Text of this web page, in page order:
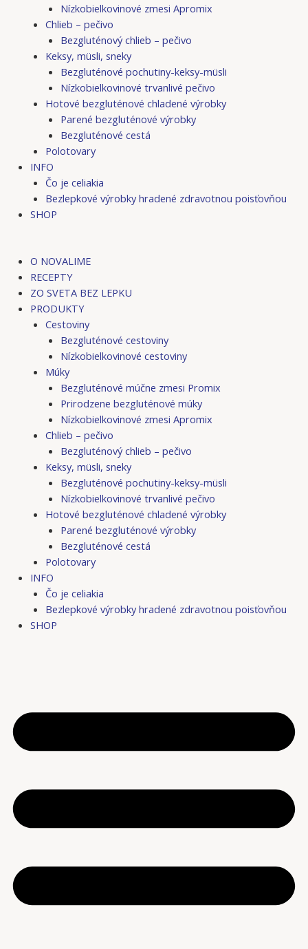
Nízkobielkovinové zmesi Apromix
Chlieb – pečivo
Bezgluténový chlieb – pečivo
Keksy, müsli, sneky
Bezgluténové pochutiny-keksy-müsli
Nízkobielkovinové trvanlivé pečivo
Hotové bezgluténové chladené výrobky
Parené bezgluténové výrobky
Bezgluténové cestá
Polotovary
INFO
Čo je celiakia
Bezlepkové výrobky hradené zdravotnou poisťovňou
SHOP
O NOVALIME
RECEPTY
ZO SVETA BEZ LEPKU
PRODUKTY
Cestoviny
Bezgluténové cestoviny
Nízkobielkovinové cestoviny
Múky
Bezgluténové múčne zmesi Promix
Prirodzene bezgluténové múky
Nízkobielkovinové zmesi Apromix
Chlieb – pečivo
Bezgluténový chlieb – pečivo
Keksy, müsli, sneky
Bezgluténové pochutiny-keksy-müsli
Nízkobielkovinové trvanlivé pečivo
Hotové bezgluténové chladené výrobky
Parené bezgluténové výrobky
Bezgluténové cestá
Polotovary
INFO
Čo je celiakia
Bezlepkové výrobky hradené zdravotnou poisťovňou
SHOP